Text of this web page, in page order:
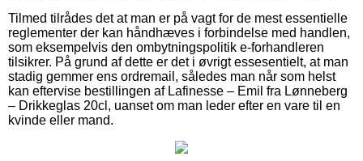
Tilmed tilrådes det at man er på vagt for de mest essentielle
reglementer der kan håndhæves i forbindelse med handlen,
som eksempelvis den ombytningspolitik e-forhandleren
tilsikrer. På grund af dette er det i øvrigt essesentielt, at man
stadig gemmer ens ordremail, således man når som helst
kan eftervise bestillingen af Lafinesse – Emil fra Lønneberg
– Drikkeglas 20cl, uanset om man leder efter en vare til en
kvinde eller mand.